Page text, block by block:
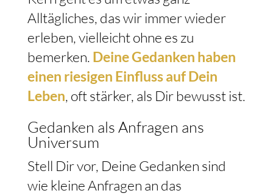
Alltägliches, das wir immer wieder
erleben, vielleicht ohne es zu
bemerken. Deine Gedanken haben
einen riesigen Einfluss auf Dein
Leben, oft stärker, als Dir bewusst ist.
Gedanken als Anfragen ans
Universum
Stell Dir vor, Deine Gedanken sind
wie kleine Anfragen an das